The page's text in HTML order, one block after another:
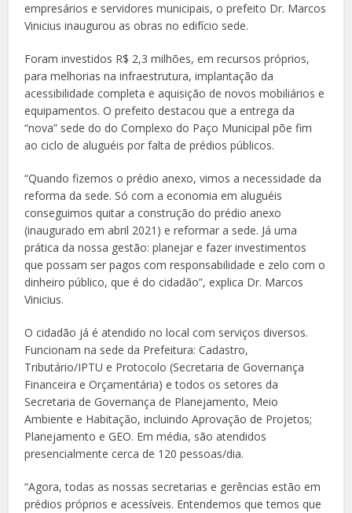
empresários e servidores municipais, o prefeito Dr. Marcos
Vinicius inaugurou as obras no edifício sede.
Foram investidos R$ 2,3 milhões, em recursos próprios,
para melhorias na infraestrutura, implantação da
acessibilidade completa e aquisição de novos mobiliários e
equipamentos. O prefeito destacou que a entrega da
“nova” sede do do Complexo do Paço Municipal põe fim
ao ciclo de aluguéis por falta de prédios públicos.
“Quando fizemos o prédio anexo, vimos a necessidade da
reforma da sede. Só com a economia em aluguéis
conseguimos quitar a construção do prédio anexo
(inaugurado em abril 2021) e reformar a sede. Já uma
prática da nossa gestão: planejar e fazer investimentos
que possam ser pagos com responsabilidade e zelo com o
dinheiro público, que é do cidadão”, explica Dr. Marcos
Vinicius.
O cidadão já é atendido no local com serviços diversos.
Funcionam na sede da Prefeitura: Cadastro,
Tributário/IPTU e Protocolo (Secretaria de Governança
Financeira e Orçamentária) e todos os setores da
Secretaria de Governança de Planejamento, Meio
Ambiente e Habitação, incluindo Aprovação de Projetos;
Planejamento e GEO. Em média, são atendidos
presencialmente cerca de 120 pessoas/dia.
“Agora, todas as nossas secretarias e gerências estão em
prédios próprios e acessíveis. Entendemos que temos que